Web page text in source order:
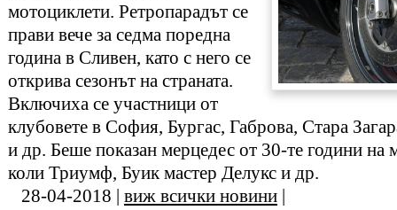
мотоциклети. Ретропарадът се
прави вече за седма поредна
година в Сливен, като с него се
открива сезонът на страната.
Включиха се участници от
клубовете в София, Бургас, Габрова, Стара
и др. Беше показан мерцедес от 30-те години на
коли Триумф, Буик мастер Делукс и др.
28-04-2018 | виж всички новини |